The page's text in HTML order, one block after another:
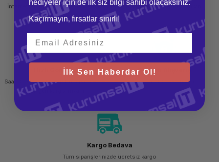
İnternetten sipariş et ve mağazadan
teslim al
Kolay iade ve değişim imkanı
Hızlı Gönderi
Saat 15.00'a kadar yapılan siparişlerde
aynı gün kargo imkanı
Güvenli Alışveriş
256 bit SSL sertifikası
Kargo Bedava
Tüm siparişlerinizde ücretsiz kargo
hediyeler için de ilk siz bilgi sahibi olacaksınız.
Kaçırmayın, fırsatlar sınırlı!
İlk Sen Haberdar Ol!